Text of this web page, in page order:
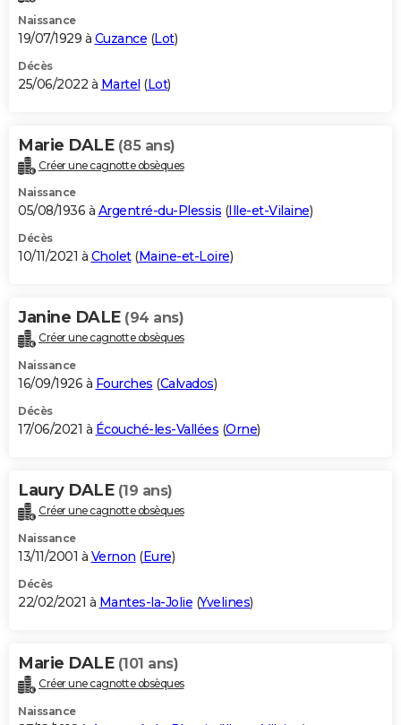
Naissance
19/07/1929 à Cuzance (Lot)
Décès
25/06/2022 à Martel (Lot)
Marie DALE (85 ans)
Créer une cagnotte obsèques
Naissance
05/08/1936 à Argentré-du-Plessis (Ille-et-Vilaine)
Décès
10/11/2021 à Cholet(Maine-et-Loire)
Janine DALE (94 ans)
Créer une cagnotte obsèques
Naissance
16/09/1926 à Fourches (Calvados)
Décès
17/06/2021 à Écouché-les-Vallées (Orne)
Laury DALE (19 ans)
Créer une cagnotte obsèques
Naissance
13/11/2001 à Vernon (Eure)
Décès
22/02/2021 à Mantes-la-Jolie (Yvelines)
Marie DALE (101 ans)
Créer une cagnotte obsèques
Naissance